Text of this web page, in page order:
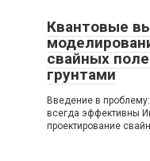
Квантовые
свайных
грунтами
Введение в
всегда эффективны
проектирование